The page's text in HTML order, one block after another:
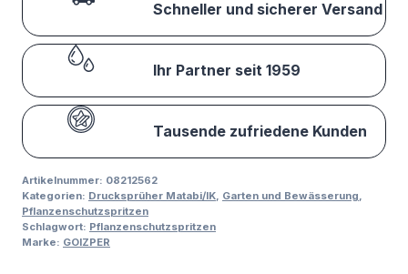
Schneller und sicherer Versand
Ihr Partner seit 1959
Tausende zufriedene Kunden
Artikelnummer: 08212562
Kategorien: Drucksprüher Matabi/IK Garten und Bewässerung
Pflanzenschutzspritzen
Schlagwort: Pflanzenschutzspritzen
Marke: GOIZPER